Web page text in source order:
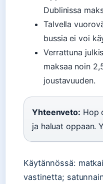
Dublinissa
Talvella
bussia ei voi
Verrattuna
maksaa noin
joustavuuden.
Yhteenveto: Hop
ja haluat oppaan.
Käytännössä:
vastinetta;